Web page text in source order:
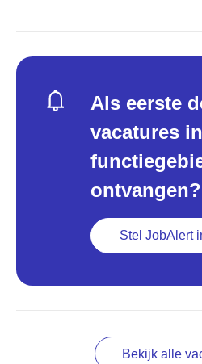
Als eerste
vacatures
ontvangen?
Stel JobAlert
Bekijk alle